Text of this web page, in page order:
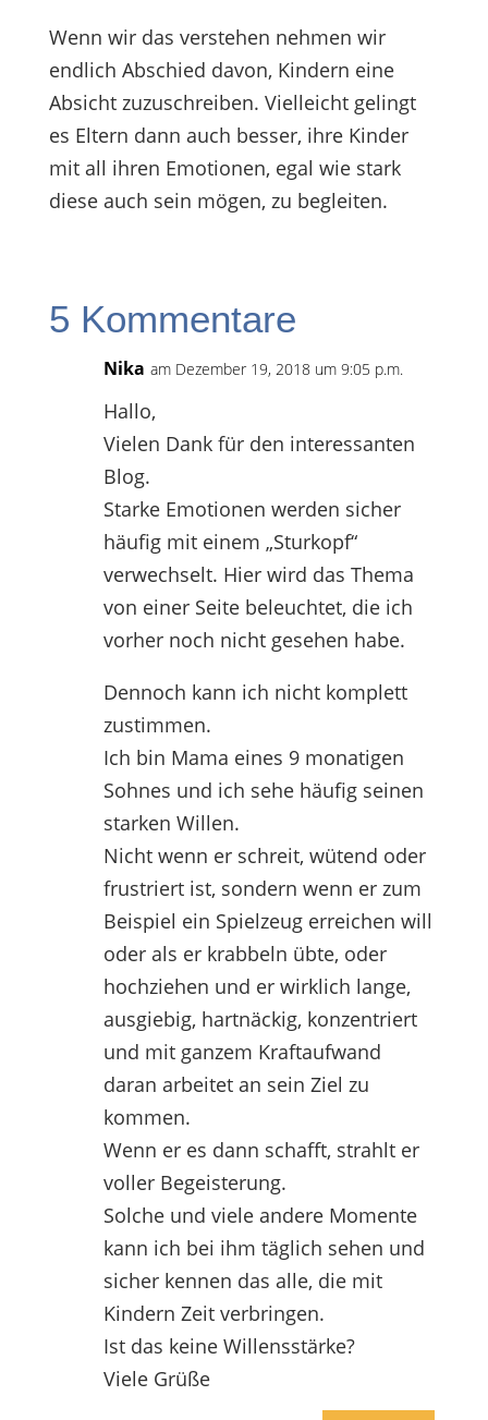
Wenn wir das verstehen nehmen wir
endlich Abschied davon, Kindern eine
Absicht zuzuschreiben. Vielleicht gelingt
es Eltern dann auch besser, ihre Kinder
mit all ihren Emotionen, egal wie stark
diese auch sein mögen, zu begleiten.
5 Kommentare
Nika am Dezember 19, 2018 um 9:05 p.m.
Hallo,
Vielen Dank für den interessanten
Blog.
Starke Emotionen werden sicher
häufig mit einem „Sturkopf“
verwechselt. Hier wird das Thema
von einer Seite beleuchtet, die ich
vorher noch nicht gesehen habe.
Dennoch kann ich nicht komplett
zustimmen.
Ich bin Mama eines 9 monatigen
Sohnes und ich sehe häufig seinen
starken Willen.
Nicht wenn er schreit, wütend oder
frustriert ist, sondern wenn er zum
Beispiel ein Spielzeug erreichen will
oder als er krabbeln übte, oder
hochziehen und er wirklich lange,
ausgiebig, hartnäckig, konzentriert
und mit ganzem Kraftaufwand
daran arbeitet an sein Ziel zu
kommen.
Wenn er es dann schafft, strahlt er
voller Begeisterung.
Solche und viele andere Momente
kann ich bei ihm täglich sehen und
sicher kennen das alle, die mit
Kindern Zeit verbringen.
Ist das keine Willensstärke?
Viele Grüße